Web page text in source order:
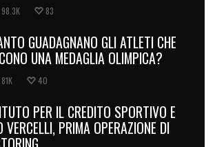
98.3K 83
GUADAGNANO GLI ATLETI CHE
UNA MEDAGLIA OLIMPICA?
81K 40
PER IL CREDITO SPORTIVO E
VERCELLI, PRIMA OPERAZIONE DI